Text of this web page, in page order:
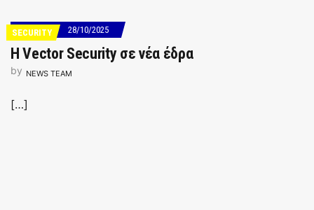
SECURITY 28/10/2025
Η Vector Security σε νέα έδρα
by NEWS TEAM
[…]